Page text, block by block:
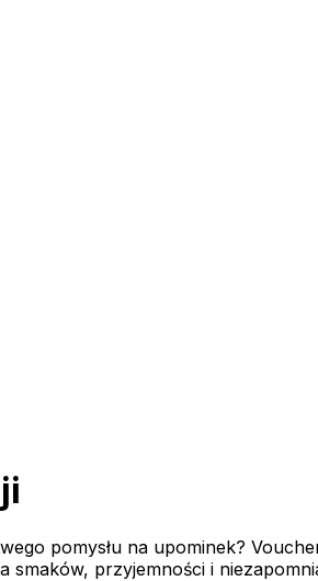
pomysłu na upominek?
smaków, przyjemności i